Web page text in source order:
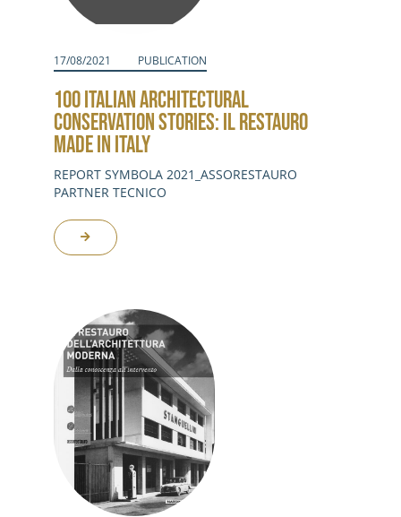
17/08/2021 PUBLICATION
100 ITALIAN ARCHITECTURAL
CONSERVATION STORIES: IL RESTAURO
MADE IN ITALY
REPORT SYMBOLA 2021_ASSORESTAURO
PARTNER TECNICO